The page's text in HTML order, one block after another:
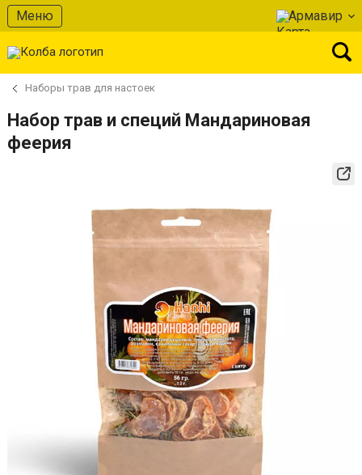
Меню Армавир
Наборы трав для настоек
Набор трав и специй Мандариновая
феерия